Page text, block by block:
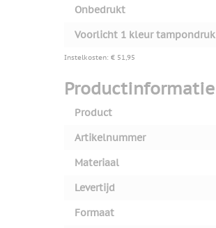
Onbedrukt
Voorlicht 1 kleur tampondruk
Instelkosten: € 51,95
Productinformatie
Product
Artikelnummer
Materiaal
Levertijd
Formaat